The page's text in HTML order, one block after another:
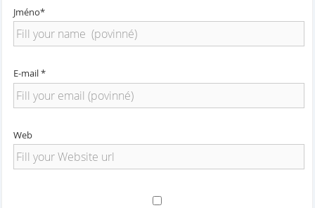
Jméno*
E-mail *
Web